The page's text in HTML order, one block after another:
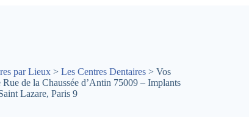
par Lieux > Les Centres Dentaires > Vos
de la Chaussée d’Antin 75009 – Implants
Lazare, Paris 9